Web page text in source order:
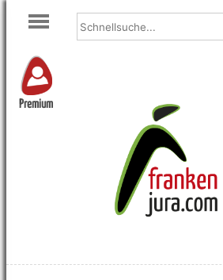
Premium